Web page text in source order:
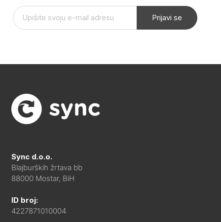
Prijavi se
Sync d.o.o.
Blajburških žrtava bb
88000 Mostar, BiH
ID broj:
4227871010004